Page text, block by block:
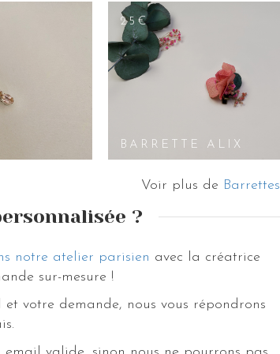
25€
BARRETTE ALIX
Voir plus de Barrettes
?
notre atelier parisien avec la créatrice
sur-mesure !
et votre demande, nous vous répondrons